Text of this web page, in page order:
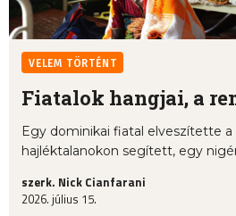
VELEM TÖRTÉNT
Fiatalok hangjai, a
Egy dominikai fiatal elveszítette a
hajléktalanokon segített, egy
szerk. Nick Cianfarani
2026. július 15.